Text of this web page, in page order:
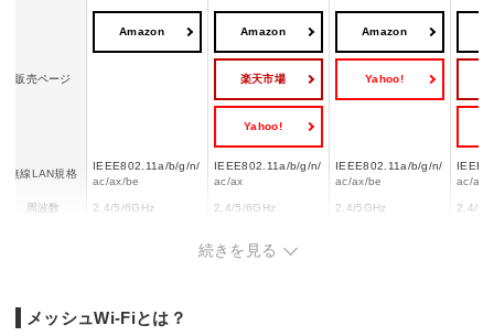
販売ページ
Amazon Amazon
楽天市場
Yahoo!
Amazon
Yahoo!
無線LAN規格
IEEE802.11a/b/g/n/
ac/ax/be
IEEE802.11a/b/g/n/
ac/ax
IEEE802.11a/b/g/n/
ac/ax/be
ac/ax
周波数 2.4/5/6GHz 2.4/5/6GHz 2.4/5GHz 2.4/5/
◯
ビームフォー
ミング
◯
続きを見る
メッシュWi-Fiとは？